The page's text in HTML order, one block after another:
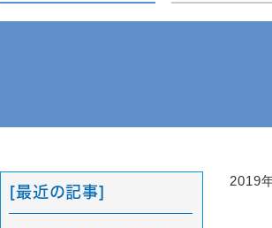
2019
[最近の記事]